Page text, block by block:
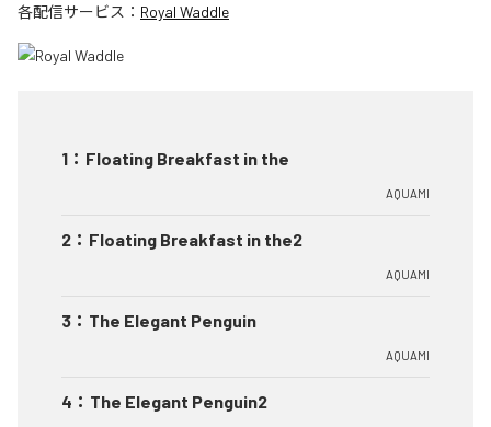
各配信サービス： Royal Waddle
1 ： Floating Breakfast in the
AQUAMI
2 ： Floating Breakfast in the2
AQUAMI
3 ： The Elegant Penguin
AQUAMI
4 ： The Elegant Penguin2